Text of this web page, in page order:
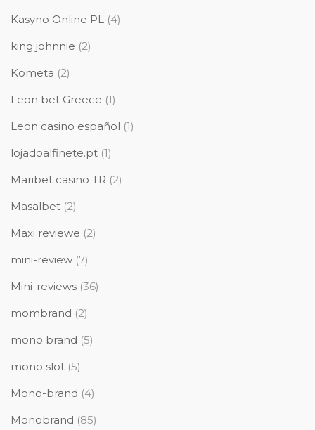
Kasyno Online PL (4)
king johnnie (2)
Kometa (2)
Leon bet Greece (1)
Leon casino español (1)
lojadoalfinete.pt (1)
Maribet casino TR (2)
Masalbet (2)
Maxi reviewe (2)
mini-review (7)
Mini-reviews (36)
mombrand (2)
mono brand (5)
mono slot (5)
Mono-brand (4)
Monobrand (85)